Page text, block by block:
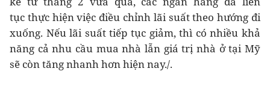
tục thực hiện việc điều chỉnh lãi suất theo hướng đi
xuống. Nếu lãi suất tiếp tục giảm, thì có nhiều khả
năng cả nhu cầu mua nhà lẫn giá trị nhà ở tại Mỹ
sẽ còn tăng nhanh hơn hiện nay./.